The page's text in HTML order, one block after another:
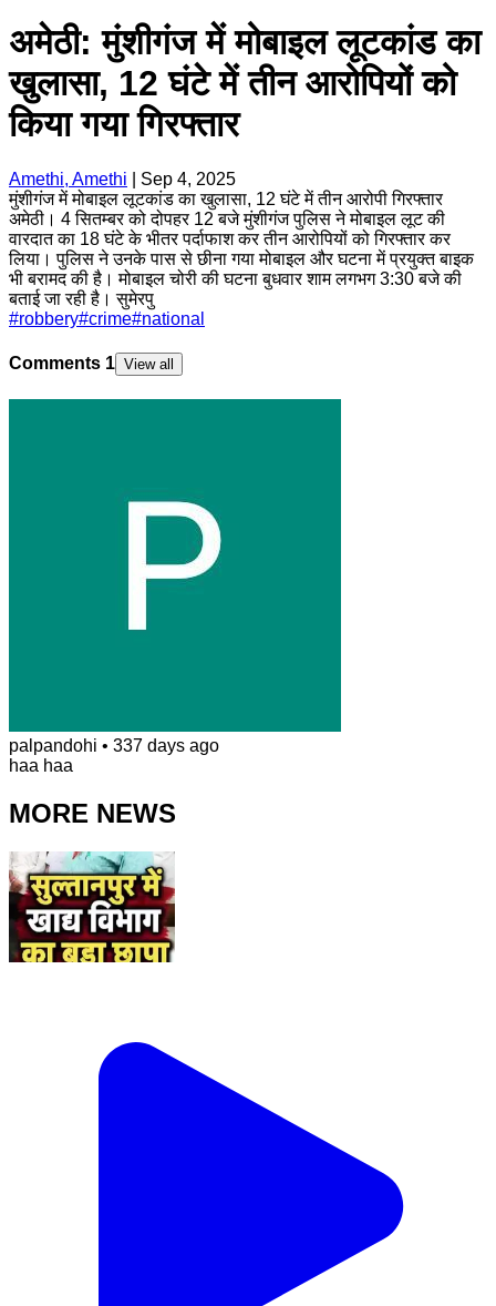
अमेठी: मुंशीगंज में मोबाइल लूटकांड का
खुलासा, 12 घंटे में तीन आरोपियों को
किया गया गिरफ्तार
Amethi, Amethi
Sep 4, 2025
मुंशीगंज में मोबाइल लूटकांड का खुलासा, 12 घंटे में तीन आरोपी गिरफ्तार
अमेठी। 4 सितम्बर को दोपहर 12 बजे मुंशीगंज पुलिस ने मोबाइल लूट की
वारदात का 18 घंटे के भीतर पर्दाफाश कर तीन आरोपियों को गिरफ्तार कर
लिया। पुलिस ने उनके पास से छीना गया मोबाइल और घटना में प्रयुक्त बाइक
भी बरामद की है। मोबाइल चोरी की घटना बुधवार शाम लगभग 3:30 बजे की
बताई जा रही है। सुमेरपु
#robbery#crime#national
Comments 1 View all
palpandohi • 337 days ago
haa haa
MORE NEWS